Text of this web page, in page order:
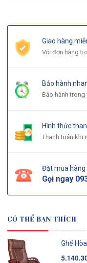
Giao hàng
Với đơn hàng
Bảo hành
Bảo hành trong
Hình thức
Thanh toán khi
Đặt mua hàng
Gọi ngay
CÓ THỂ BẠN THÍCH
Ghế